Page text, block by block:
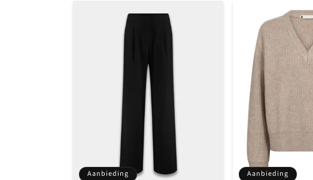
Aanbieding Aanbieding